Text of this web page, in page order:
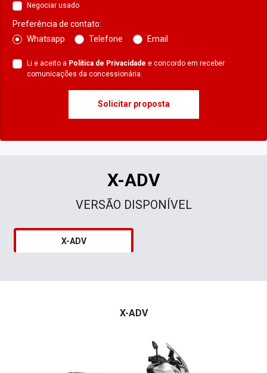
Negociar usado
Preferência de contato:
Whatsapp
Telefone Email
Li e aceito a Política de Privacidade e concordo em receber
comunicações da concessionária.
Solicitar proposta
X-ADV
VERSÃO DISPONÍVEL
X-ADV
X-ADV